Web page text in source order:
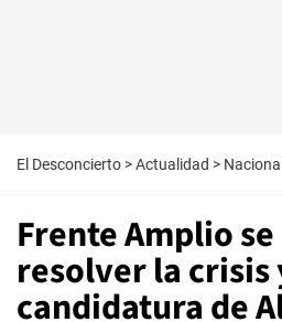
El Desconcierto >Actualidad > Nacional
Frente Amplio
resolver la crisis
candidatura de